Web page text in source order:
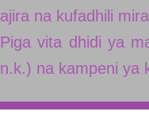
ajira na kufadhili
Piga vita dhidi ya
n.k.) na kampeni ya